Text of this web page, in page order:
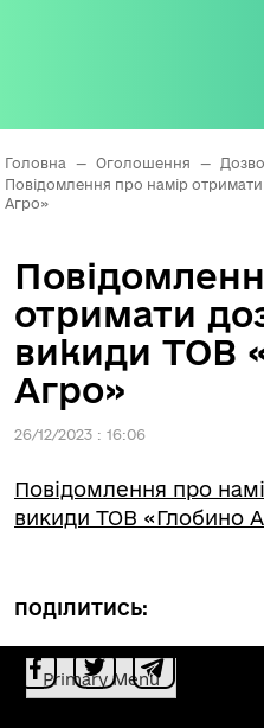
Головна — Оголошення —
Повідомлення про намір
Агро»
отримати
викиди ТОВ
Агро»
26/12/2023 : 16:06
Повідомлення про
викиди ТОВ «Глобино
ПОДІЛИТИСЬ:
Primary Menu